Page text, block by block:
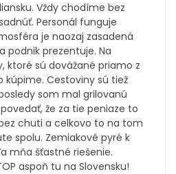
Vždy chodíme bez
Personál funguje
je naozaj zasadená
podnik prezentuje. Na
ktoré sú dovážané priamo z
kúpime. Cestoviny sú tiež
som mal grilovanú
že za tie peniaze to
chuti a celkovo to na tom
spolu. Zemiakové pyré k
mňa šťastné riešenie.
aspoň tu na Slovensku!